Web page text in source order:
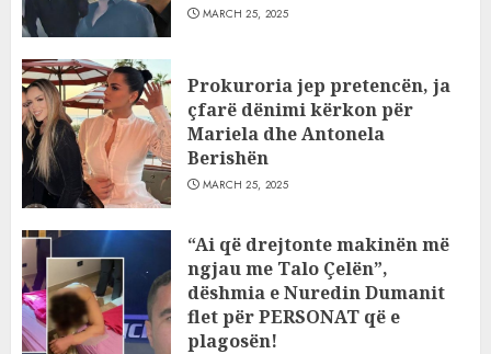
MARCH 25, 2025
Prokuroria jep pretencën, ja
çfarë dënimi kërkon për
Mariela dhe Antonela
Berishën
MARCH 25, 2025
“Ai që drejtonte makinën më
ngjau me Talo Çelën”,
dëshmia e Nuredin Dumanit
flet për PERSONAT që e
plagosën!